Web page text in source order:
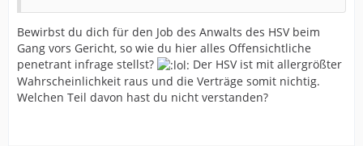
Bewirbst du dich für den Job des Anwalts des HSV beim
Gang vors Gericht, so wie du hier alles Offensichtliche
penetrant infrage stellst?
Der HSV ist mit allergrößter
Wahrscheinlichkeit raus und die Verträge somit nichtig.
Welchen Teil davon hast du nicht verstanden?